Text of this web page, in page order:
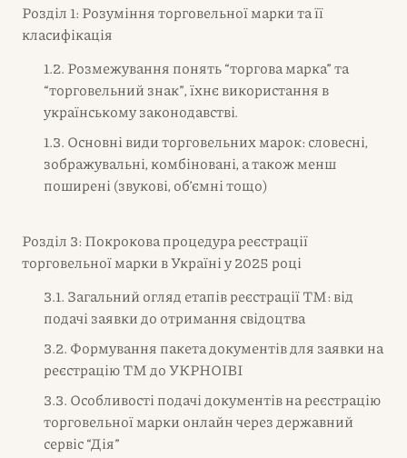
Розділ 1: Розуміння торговельної марки та її
класифікація
1.2. Розмежування понять “торгова марка” та
“торговельний знак”, їхнє використання в
українському законодавстві.
1.3. Основні види торговельних марок: словесні,
зображувальні, комбіновані, а також менш
поширені (звукові, об’ємні тощо)
Розділ 3: Покрокова процедура реєстрації
торговельної марки в Україні у 2025 році
3.1. Загальний огляд етапів реєстрації ТМ: від
подачі заявки до отримання свідоцтва
3.2. Формування пакета документів для заявки на
реєстрацію ТМ до УКРНОІВІ
3.3. Особливості подачі документів на реєстрацію
торговельної марки онлайн через державний
сервіс “Дія”